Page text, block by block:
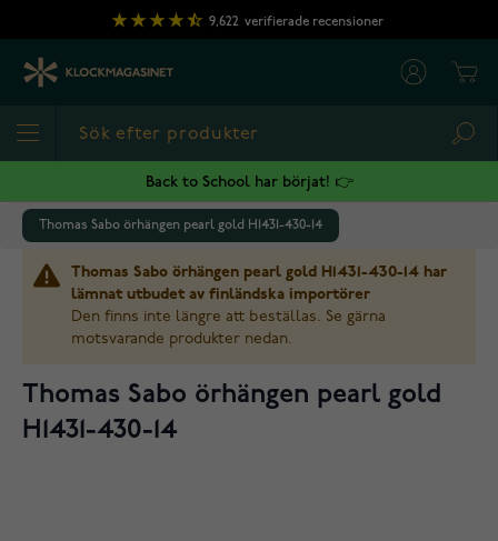
Hoppa till innehållet
9,622 verifierade recensioner
Back to School har börjat! 👉
Thomas Sabo örhängen pearl gold H1431-430-14
Thomas Sabo örhängen pearl gold H1431-430-14 har
lämnat utbudet av finländska importörer
Den finns inte längre att beställas. Se gärna
motsvarande produkter nedan.
Thomas Sabo örhängen pearl gold
H1431-430-14